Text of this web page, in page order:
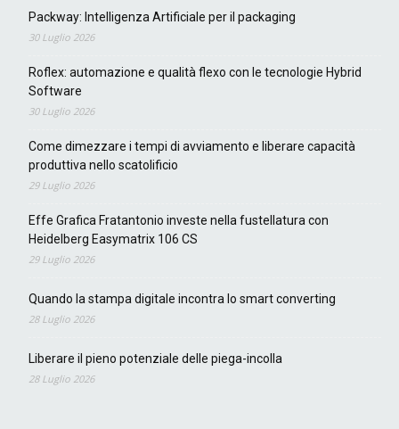
Packway: Intelligenza Artificiale per il packaging
30 Luglio 2026
Roflex: automazione e qualità flexo con le tecnologie Hybrid
Software
30 Luglio 2026
Come dimezzare i tempi di avviamento e liberare capacità
produttiva nello scatolificio
29 Luglio 2026
Effe Grafica Fratantonio investe nella fustellatura con
Heidelberg Easymatrix 106 CS
29 Luglio 2026
Quando la stampa digitale incontra lo smart converting
28 Luglio 2026
Liberare il pieno potenziale delle piega-incolla
28 Luglio 2026